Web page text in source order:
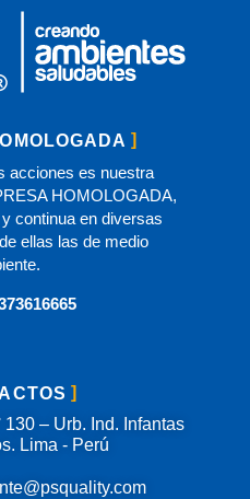
acciones es nuestra
HOMOLOGADA,
continua en diversas
ellas las de medio
– Urb. Ind. Infantas
Lima - Perú